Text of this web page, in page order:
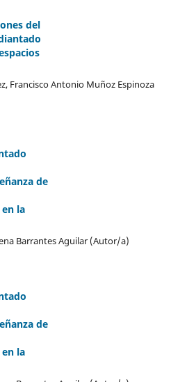
del
Francisco Antonio Muñoz Espinoza
de
la
Barrantes Aguilar (Autor/a)
de
la